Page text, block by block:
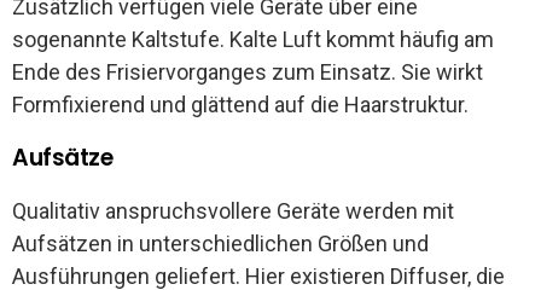
Zusätzlich verfügen viele Geräte über eine
sogenannte Kaltstufe. Kalte Luft kommt häufig am
Ende des Frisiervorganges zum Einsatz. Sie wirkt
Formfixierend und glättend auf die Haarstruktur.
Aufsätze
Qualitativ anspruchsvollere Geräte werden mit
Aufsätzen in unterschiedlichen Größen und
Ausführungen geliefert. Hier existieren Diffuser, die